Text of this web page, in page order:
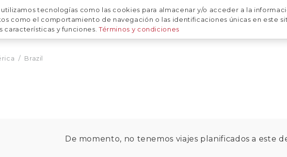
VIAJES DESTINOS CALENDARIO SOBRE NOSOTRAS NUESTRAS FOTOS
/ Brazil
De momento, no tenemos viajes planificados a este
tecnologías como las cookies para almacenar y/o acceder a la
como el comportamiento de navegación o las identificaciones únicas en este
características y funciones.Términos y condiciones